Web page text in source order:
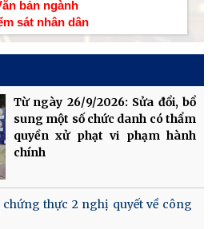
bản ngành
sát nhân dân
Từ ngày 26/9/2026: Sửa đổi, bổ
sung một số chức danh có thẩm
quyền xử phạt vi phạm hành
chính
chứng thực 2 nghị quyết về công